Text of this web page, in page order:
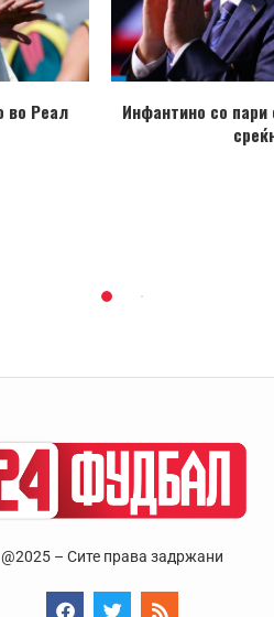
во Реал
Инфантино со
@2025 – Сите права задржани